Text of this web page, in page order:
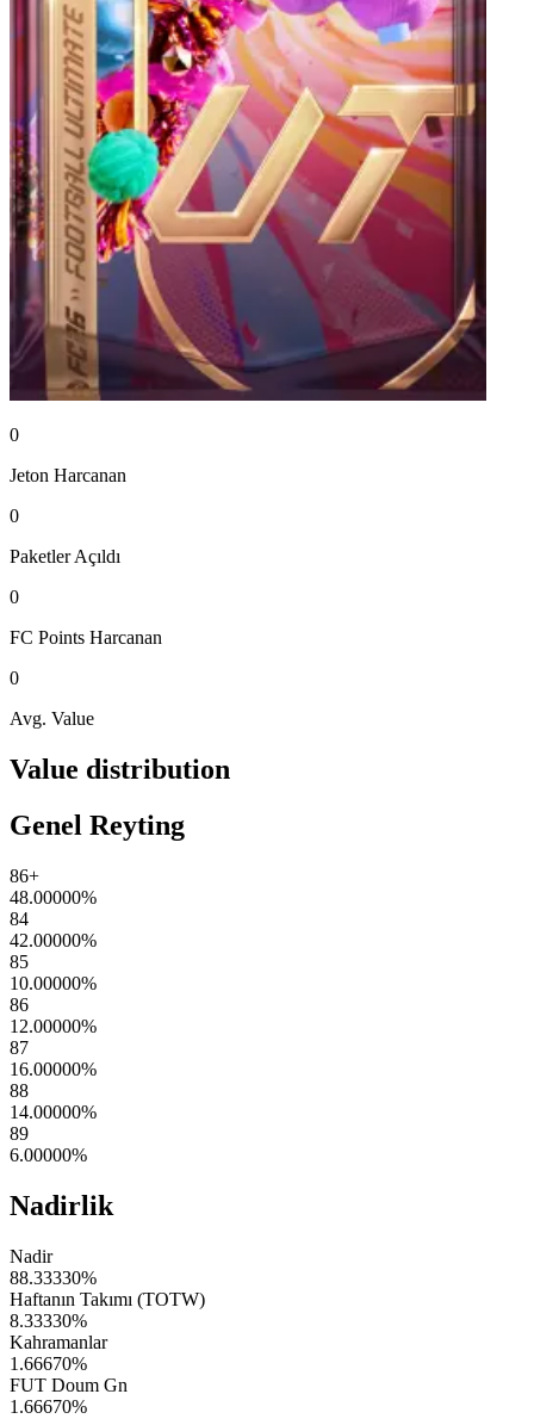
0
Jeton Harcanan
0
Paketler Açıldı
0
FC Points Harcanan
0
Avg. Value
Value distribution
Genel Reyting
86+
48.00000%
84
42.00000%
85
10.00000%
86
12.00000%
87
16.00000%
88
14.00000%
89
6.00000%
Nadirlik
Nadir
88.33330%
Haftanın Takımı (TOTW)
8.33330%
Kahramanlar
1.66670%
FUT Doum Gn
1.66670%